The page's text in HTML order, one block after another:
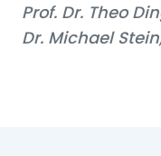
Prof. Dr. Theo
Dr. Michael